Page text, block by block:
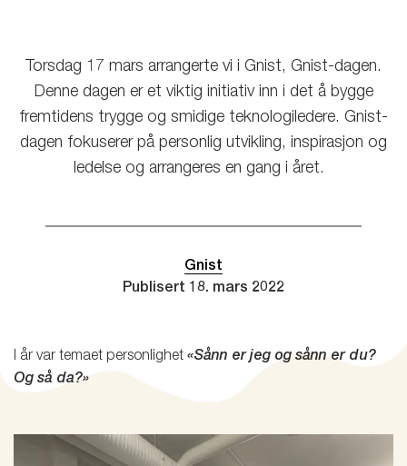
Torsdag 17 mars arrangerte vi i Gnist, Gnist-dagen.
Denne dagen er et viktig initiativ inn i det å bygge
fremtidens trygge og smidige teknologiledere. Gnist-
dagen fokuserer på personlig utvikling, inspirasjon og
ledelse og arrangeres en gang i året.
Gnist
Publisert 18. mars 2022
I år var temaet personlighet «Sånn er jeg og sånn er du?
Og så da?»